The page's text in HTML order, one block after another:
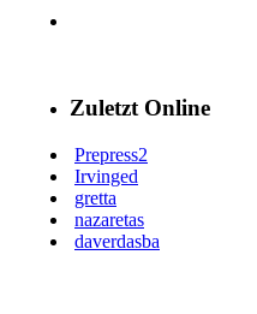
Zuletzt Online
Prepress2
Irvinged
gretta
nazaretas
daverdasba